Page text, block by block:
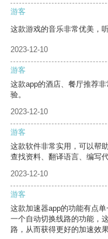
游客
这款游戏的音乐非常优美，
2023-12-10
游客
这款app的酒店、餐厅推荐
验。
2023-12-10
游客
这款软件非常实用，可以帮
查找资料、翻译语言、编写代
2023-12-10
游客
这款加速器app的功能有点
一个自动切换线路的功能，
路，从而获得更好的加速效果